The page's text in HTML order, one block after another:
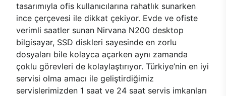
tasarımıyla ofis kullanıcılarına rahatlık sunarken
ince çerçevesi ile dikkat çekiyor. Evde ve ofiste
verimli saatler sunan Nirvana N200 desktop
bilgisayar, SSD diskleri sayesinde en zorlu
dosyaları bile kolayca açarken aynı zamanda
çoklu görevleri de kolaylaştırıyor. Türkiye’nin en iyi
servisi olma amacı ile geliştirdiğimiz
servislerimizden 1 saat ve 24 saat servis imkanları